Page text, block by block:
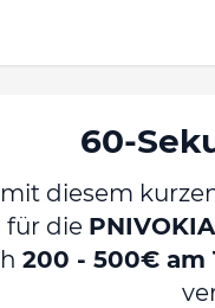
60-
diesem
für die
200 - 500€ am